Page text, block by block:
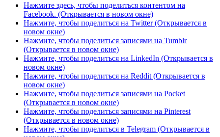
Нажмите здесь, чтобы поделиться контентом на
Facebook. (Открывается в новом окне)
Нажмите, чтобы поделиться на Twitter (Открывается в
новом окне)
Нажмите, чтобы поделиться записями на Tumblr
(Открывается в новом окне)
Нажмите, чтобы поделиться на LinkedIn (Открывается в
новом окне)
Нажмите, чтобы поделиться на Reddit (Открывается в
новом окне)
Нажмите, чтобы поделиться записями на Pocket
(Открывается в новом окне)
Нажмите, чтобы поделиться записями на Pinterest
(Открывается в новом окне)
Нажмите, чтобы поделиться в Telegram (Открывается в